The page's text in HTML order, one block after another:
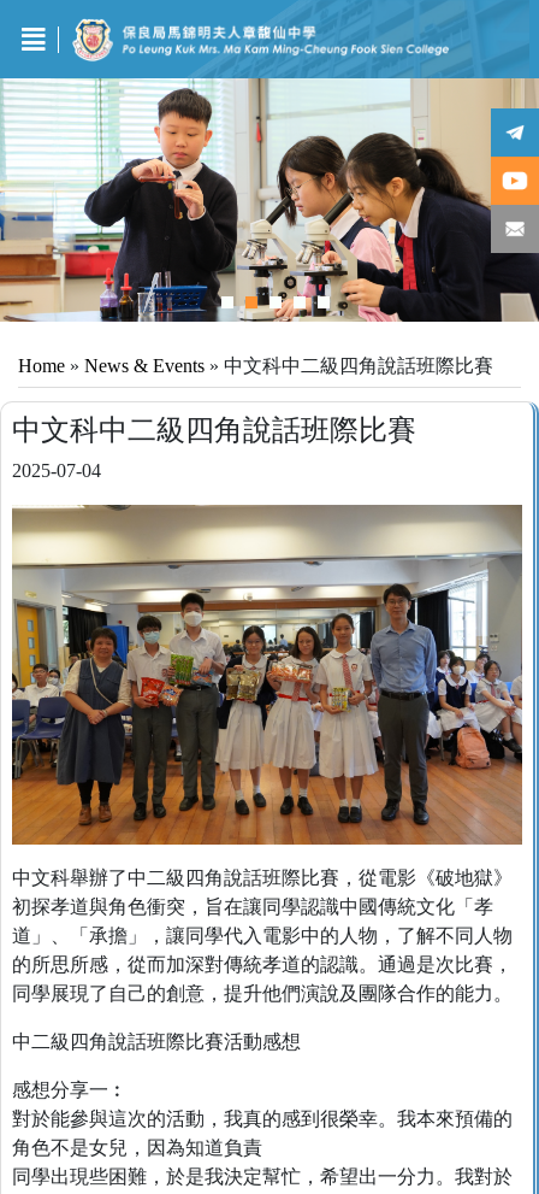
Home » News & Events » 中文科中二級四角說話班際比賽
中文科中二級四角說話班際比賽
2025-07-04
中文科舉辦了中二級四角說話班際比賽，從電影《破地獄》
初探孝道與角色衝突，旨在讓同學認識中國傳統文化「孝
道」、「承擔」，讓同學代入電影中的人物，了解不同人物
的所思所感，從而加深對傳統孝道的認識。通過是次比賽，
同學展現了自己的創意，提升他們演說及團隊合作的能力。
中二級四角說話班際比賽活動感想
感想分享一︰
對於能參與這次的活動，我真的感到很榮幸。我本來預備的
角色不是女兒，因為知道負責
同學出現些困難，於是我決定幫忙，希望出一分力。我對於